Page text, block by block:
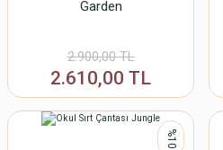
Garden
2.900,00 TL
2.610,00 TL
%10